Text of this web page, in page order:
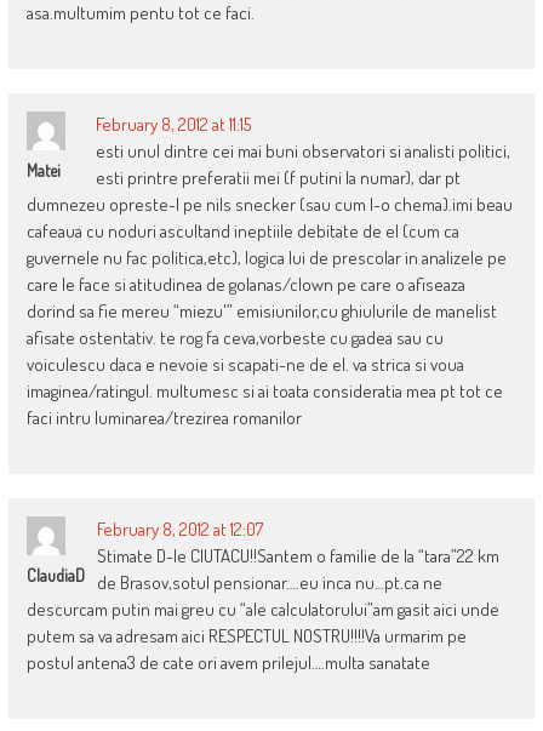
asa.multumim pentu tot ce faci.
Matei
February 8, 2012 at 11:15
esti unul dintre cei mai buni observatori si analisti politici,
esti printre preferatii mei (f putini la numar), dar pt
dumnezeu opreste-l pe nils snecker (sau cum l-o chema).imi beau
cafeaua cu noduri ascultand ineptiile debitate de el (cum ca
guvernele nu fac politica,etc), logica lui de prescolar in analizele pe
care le face si atitudinea de golanas/clown pe care o afiseaza
dorind sa fie mereu “miezu'” emisiunilor,cu ghiulurile de manelist
afisate ostentativ. te rog fa ceva,vorbeste cu gadea sau cu
voiculescu daca e nevoie si scapati-ne de el. va strica si voua
imaginea/ratingul. multumesc si ai toata consideratia mea pt tot ce
faci intru luminarea/trezirea romanilor
ClaudiaD
February 8, 2012 at 12:07
Stimate D-le CIUTACU!!Santem o familie de la “tara”22 km
de Brasov,sotul pensionar….eu inca nu…pt.ca ne
descurcam putin mai greu cu “ale calculatorului”am gasit aici unde
putem sa va adresam aici RESPECTUL NOSTRU!!!!Va urmarim pe
postul antena3 de cate ori avem prilejul….multa sanatate